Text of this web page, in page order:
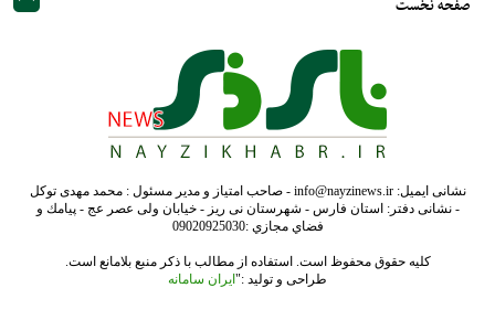
صفحه نخست
نشانی ایمیل: info@nayzinews.ir - صاحب امتیاز و مدیر مسئول : محمد مهدی توکل
- نشانی دفتر: استان فارس - شهرستان نی ریز - خیابان ولی عصر عج - پيامك و
فضاي مجازي :09020925030
کلیه حقوق محفوظ است. استفاده از مطالب با ذکر منبع بلامانع است.
طراحی و تولید :"ایران سامانه